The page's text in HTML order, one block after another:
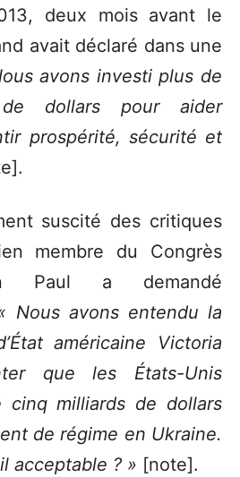
deux mois avant le
avait déclaré dans une
avons investi plus de
dollars pour aider
prospérité, sécurité et
suscité des critiques
membre du Congrès
Paul a demandé
Nous avons entendu la
américaine Victoria
que les États-Unis
cinq milliards de dollars
de régime en Ukraine.
acceptable ? » [note].